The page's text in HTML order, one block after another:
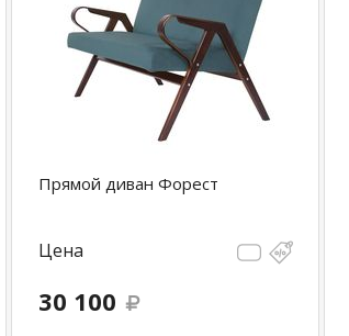
Прямой диван Форест
Цена
30 100